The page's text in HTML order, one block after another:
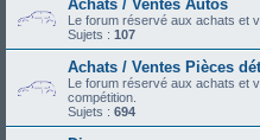
Achats / Ventes Autos
Le forum réservé aux achats et
Sujets : 107
Achats / Ventes Pièces
Le forum réservé aux achats et
compétition.
Sujets : 694